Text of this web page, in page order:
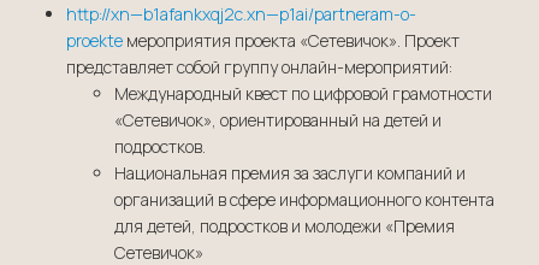
http://xn—b1afankxqj2c.xn—p1ai/partneram-o-
proekte мероприятия проекта «Сетевичок». Проект
представляет собой группу онлайн-мероприятий:
Международный квест по цифровой грамотности
«Сетевичок», ориентированный на детей и
подростков.
Национальная премия за заслуги компаний и
организаций в сфере информационного контента
для детей, подростков и молодежи «Премия
Сетевичок»